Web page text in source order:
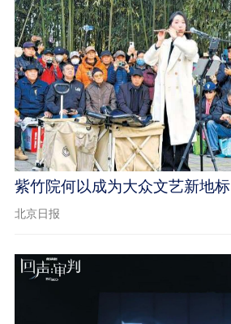
紫竹院何以成为大众文艺新地标
北京日报